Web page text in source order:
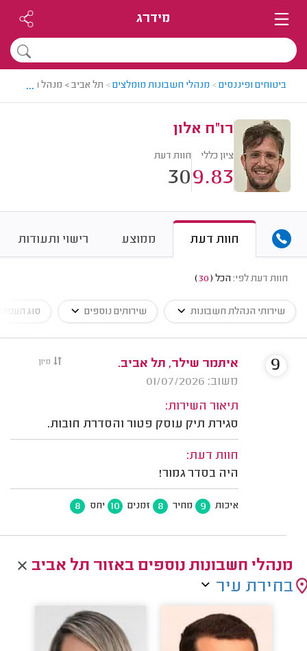
מידרג
ביטוחים ופיננסים> מנהלי חשבונות מומלצים> תל אביב > מנהל חשבונות
...
רו"ח אלון
ציון כללי
9.83
חוות דעת
30
חוות דעת ממוצע רישוי ותעודות
חוות דעת לפי: הכל (
30
)
שירותי הנהלת חשבונות שירותים נוספים סוג העסק
מיון
איתמר שילר, תל אביב.
משוב: 01/07/2026
תיאור השירות:
סגירת תיק עוסק פטור והסדרת חובות.
חוות דעת:
היה בסדר גמור!
איכות 9 מחיר 8 זמנים 10 יחס 8
9
מנהלי חשבונות נוספים באזור תל אביב
בחירת עיר